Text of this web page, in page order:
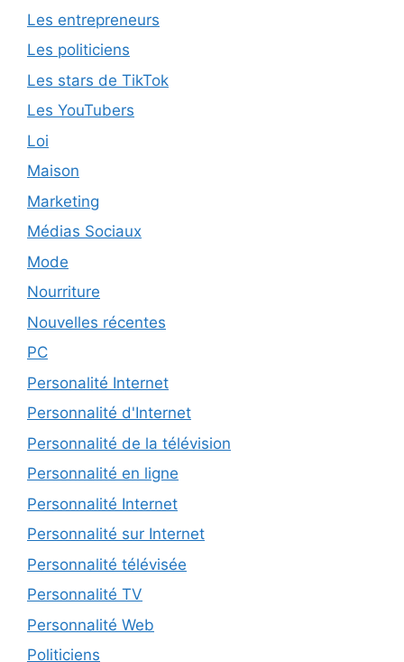
Les entrepreneurs
Les politiciens
Les stars de TikTok
Les YouTubers
Loi
Maison
Marketing
Médias Sociaux
Mode
Nourriture
Nouvelles récentes
PC
Personalité Internet
Personnalité d'Internet
Personnalité de la télévision
Personnalité en ligne
Personnalité Internet
Personnalité sur Internet
Personnalité télévisée
Personnalité TV
Personnalité Web
Politiciens